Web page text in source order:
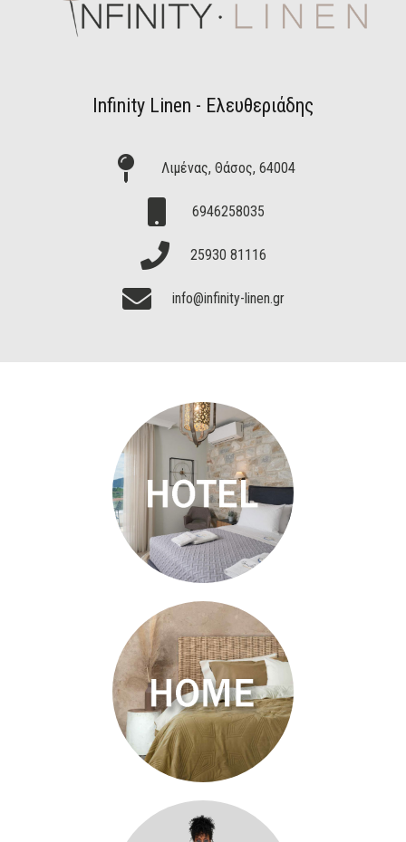
Infinity Linen - Ελευθεριάδης
Λιμένας, Θάσος, 64004
6946258035
25930 81116
info@infinity-linen.gr